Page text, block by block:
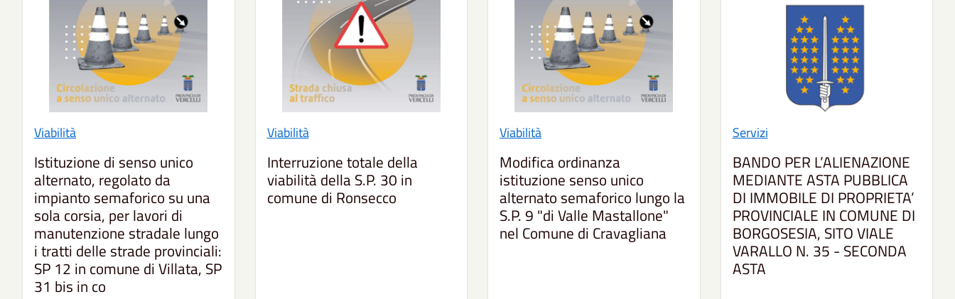
Viabilità
Istituzione di senso unico
alternato, regolato da
impianto semaforico su una
sola corsia, per lavori di
manutenzione stradale lungo
i tratti delle strade provinciali:
SP 12 in comune di Villata, SP
31 bis in co
Viabilità
Interruzione totale della
viabilità della S.P. 30 in
comune di Ronsecco
Viabilità
Modifica ordinanza
istituzione senso unico
alternato semaforico lungo la
S.P. 9 "di Valle Mastallone"
nel Comune di Cravagliana
Servizi
BANDO PER L’ALIENAZIONE
MEDIANTE ASTA PUBBLICA
DI IMMOBILE DI PROPRIETA’
PROVINCIALE IN COMUNE DI
BORGOSESIA, SITO VIALE
VARALLO N. 35 - SECONDA
ASTA